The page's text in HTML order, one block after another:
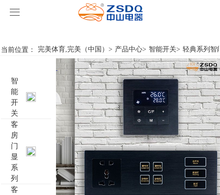
完美体育,完美（中国）
智能开关
名典系列智能开关
雅典系列智能开关
轻典系列智能开关
怡典系列智能开关
客房门显系列
标准86门显
标准带房号门显
非标定制门显
客控系统
客控系统方案1
客控系统方案2
智能家居系列
电动窗帘
特色产品
完美体育,完美（中国）
完美体育,完美（中国）
行业新闻
成功案例
完美体育,完美（中国）
当前位置： 完美体育,完美（中国）> 产品中心> 智能开关> 轻典系列智
智
能
开
关
客
房
门
显
系
列
客